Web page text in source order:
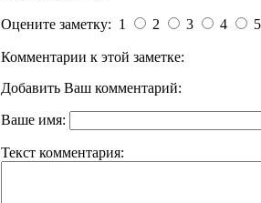
Оцените заметку: 1 2 3 4 5
Комментарии к этой заметке:
Добавить Ваш комментарий:
Ваше имя:
Текст комментария: